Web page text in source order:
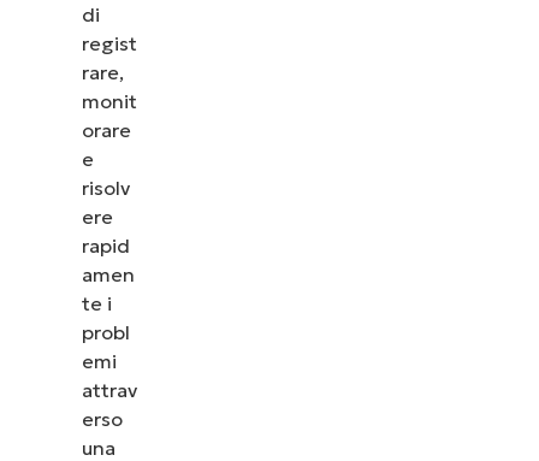
di
regist
rare,
monit
orare
e
risolv
ere
rapid
amen
te i
probl
emi
attrav
erso
una